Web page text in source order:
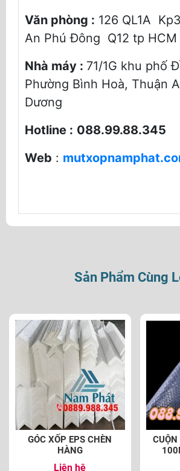
Văn phòng : 126 QL1A
An Phú Đông Q12 tp HCM
Nhà máy : 71/1G khu phố
Phường Bình Hoà, Thuận
Dương
Hotline : 088.99.88.345
Web :
Sản Phẩm Cùng
GÓC XỐP EPS CHÈN
HÀNG
Liên hệ